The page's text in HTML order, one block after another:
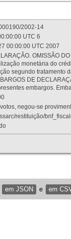
2002-14
UTC 6
00:00:00 UTC 2007
OMISSÃO
monetária do
segundo tratamento
DE
embargos.
negou-se
restituição/
em JSON e em